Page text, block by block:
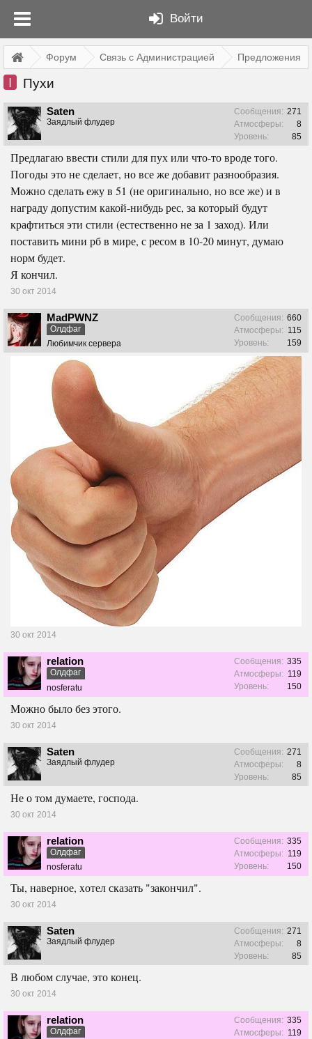
Войти
Форум Связь с Администрацией Предложения
I Пухи
Saten
Заядлый флудер
Сообщения: 271
Атмосферы:
8
Уровень:
85
Предлагаю ввести стили для пух или что-то вроде того.
Погоды это не сделает, но все же добавит разнообразия.
Можно сделать ежу в 51 (не оригинально, но все же) и в
награду допустим какой-нибудь рес, за который будут
крафтиться эти стили (естественно не за 1 заход). Или
поставить мини рб в мире, с ресом в 10-20 минут, думаю
норм будет.
Я кончил.
30 окт 2014
MadPWNZ
Олдфаг
Любимчик сервера
Сообщения: 660
Атмосферы: 115
Уровень:
159
30 окт 2014
relation
Олдфаг
nosferatu
Сообщения: 335
Атмосферы: 119
Уровень:
150
Можно было без этого.
30 окт 2014
Saten
Заядлый флудер
Сообщения: 271
Атмосферы:
8
Уровень:
85
Не о том думаете, господа.
30 окт 2014
relation
Олдфаг
nosferatu
Сообщения: 335
Атмосферы: 119
Уровень:
150
Ты, наверное, xотел сказать "закончил".
30 окт 2014
Saten
Заядлый флудер
Сообщения: 271
Атмосферы:
8
Уровень:
85
В любом случае, это конец.
30 окт 2014
relation
Олдфаг
Сообщения: 335
Атмосферы: 119